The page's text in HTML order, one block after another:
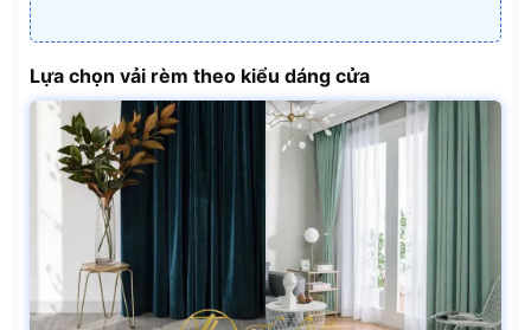
Lựa chọn vải rèm theo kiểu dáng cửa